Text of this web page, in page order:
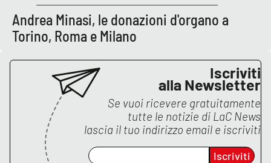
EDIZIONI
LOCALI
Crotone
Vibo Valentia
Reggio Calabria
Andrea Minasi, le donazioni d'organo a
Torino, Roma e Milano
Iscriviti
alla Newsletter
Se vuoi ricevere gratuitamente
tutte le notizie di LaC News
lascia il tuo indirizzo email e iscriviti
Iscriviti